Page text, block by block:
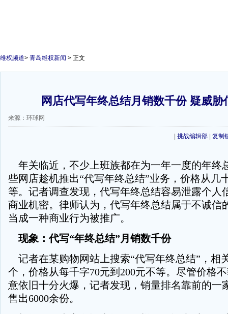
维权频道> 青岛维权新闻 > 正文
网店代写年终总结月销数千份 疑威胁
来源：环球网
挑战编辑部 复制
年关临近，不少上班族都在为一年一度的年终
些网店趁机推出“代写年终总结”业务，价格从几
等。记者调查发现，代写年终总结容易泄露个人
商业机密。律师认为，代写年终总结属于不诚信
当成一种商业行为被推广。
现象：代写“年终总结”月销数千份
记者在某购物网站上搜索“代写年终总结”，相
个，价格从每千字70元到200元不等。尽管价格
意依旧十分火爆，记者发现，销量排名靠前的一
售出6000余份。